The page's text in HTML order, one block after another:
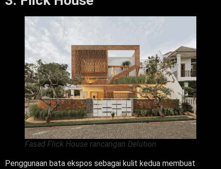
Fasad Flick House rancangan Delution
Penggunaan bata ekspos sebagai kulit kedua membuat